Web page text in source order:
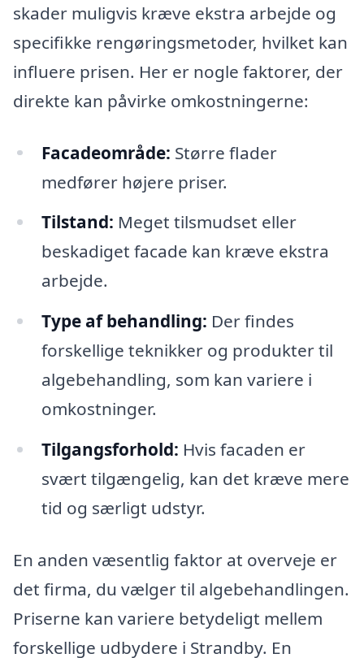
skader muligvis kræve ekstra arbejde og
specifikke rengøringsmetoder, hvilket kan
influere prisen. Her er nogle faktorer, der
direkte kan påvirke omkostningerne:
Facadeområde: Større flader
medfører højere priser.
Tilstand: Meget tilsmudset eller
beskadiget facade kan kræve ekstra
arbejde.
Type af behandling: Der findes
forskellige teknikker og produkter til
algebehandling, som kan variere i
omkostninger.
Tilgangsforhold: Hvis facaden er
svært tilgængelig, kan det kræve mere
tid og særligt udstyr.
En anden væsentlig faktor at overveje er
det firma, du vælger til algebehandlingen.
Priserne kan variere betydeligt mellem
forskellige udbydere i Strandby. En